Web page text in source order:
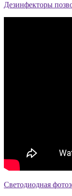
Дезинфекторы
Светодиодная